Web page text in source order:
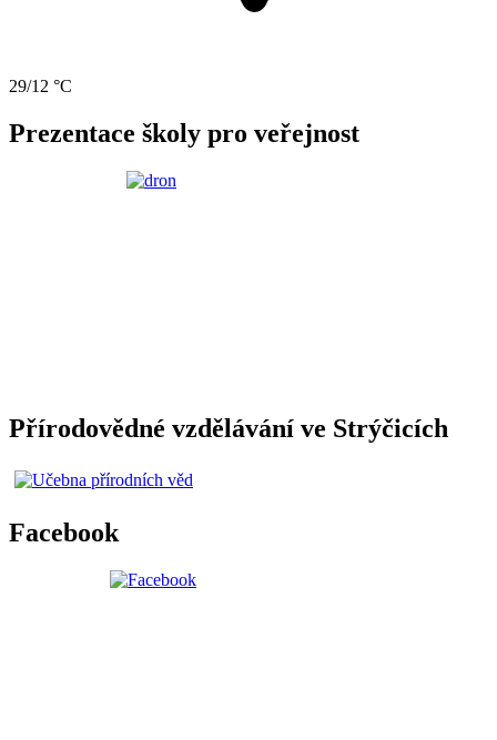
29/12 °C
Prezentace školy pro veřejnost
Přírodovědné vzdělávání ve Strýčicích
Facebook